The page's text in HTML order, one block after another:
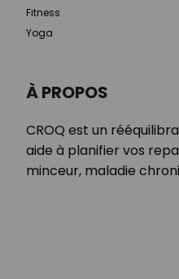
À PROPOS
CROQ est un
aide à planifier vos
minceur, maladie
Fitness
Yoga